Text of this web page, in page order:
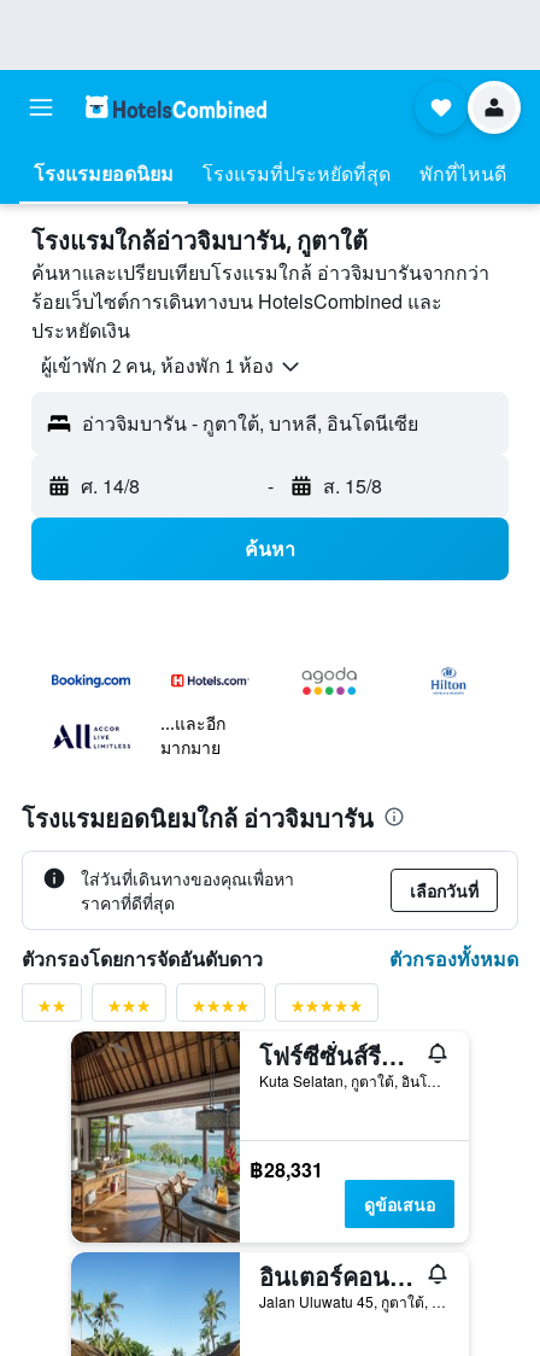
โรงแรมยอดนิยม โรงแรมที่ประหยัดที่สุด พักที่ไหนดี
โรงแรมใกล้อ่าวจิมบารัน, กูตาใต้
ค้นหาและเปรียบเทียบโรงแรมใกล้ อ่าวจิมบารันจากกว่า
ร้อยเว็บไซต์การเดินทางบน HotelsCombined และ
ประหยัดเงิน
ผู้เข้าพัก 2 คน, ห้องพัก 1 ห้อง
อ่าวจิมบารัน - กูตาใต้, บาหลี, อินโดนีเซีย
ศ. 14/8 - ส. 15/8
ค้นหา
...และอีก
มากมาย
โรงแรมยอดนิยมใกล้ อ่าวจิมบารัน
ใส่วันที่เดินทางของคุณเพื่อหา
ราคาที่ดีที่สุด
เลือกวันที่
ตัวกรองโดยการจัดอันดับดาว ตัวกรองทั้งหมด
โฟร์ซีซั่นส์รีสอร์ท บาหลี แอทจิมบารันเบย์
Kuta Selatan, กูตาใต้, อินโดนีเซีย
฿28,331
ดูข้อเสนอ
อินเตอร์คอนติเนนตัล บาหลี รีสอร์ต บาย IHG
Jalan Uluwatu 45, กูตาใต้, อินโดนีเซีย